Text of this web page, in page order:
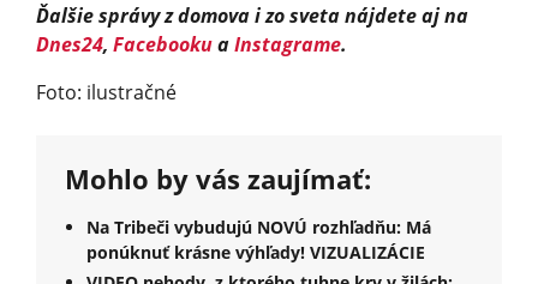
Ďalšie správy z domova i zo sveta nájdete aj na
Dnes24, FacebookuaInstagrame.
Foto: ilustračné
Mohlo by vás zaujímať:
Na Tribeči vybudujú NOVÚ rozhľadňu: Má
ponúknuť krásne výhľady! VIZUALIZÁCIE